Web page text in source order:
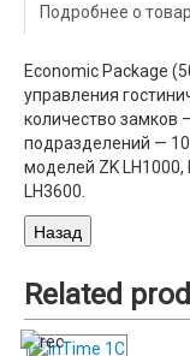
Подробнее о
Economic Package
управления
количество замков
подразделений —
моделей ZK LH1000,
LH3600.
Related